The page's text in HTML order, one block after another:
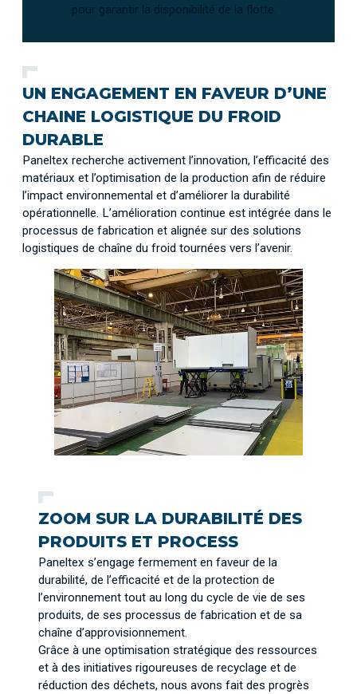
pour garantir la disponibilité de la flotte.
UN ENGAGEMENT EN FAVEUR D’UNE
CHAINE LOGISTIQUE DU FROID
DURABLE
Paneltex recherche activement l’innovation, l’efficacité des
matériaux et l’optimisation de la production afin de réduire
l’impact environnemental et d’améliorer la durabilité
opérationnelle. L’amélioration continue est intégrée dans le
processus de fabrication et alignée sur des solutions
logistiques de chaîne du froid tournées vers l’avenir.
ZOOM SUR LA DURABILITÉ DES
PRODUITS ET PROCESS
Paneltex s’engage fermement en faveur de la
durabilité, de l’efficacité et de la protection de
l’environnement tout au long du cycle de vie de ses
produits, de ses processus de fabrication et de sa
chaîne d’approvisionnement.
Grâce à une optimisation stratégique des ressources
et à des initiatives rigoureuses de recyclage et de
réduction des déchets, nous avons fait des progrès